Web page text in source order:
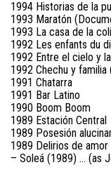
1994 Historias de la
1993 Maratón
1993 La casa de la
1992 Les enfants du
1992 Entre el cielo y
1992 Chechu y
1991 Chatarra
1991 Bar Latino
1990 Boom Boom
1989 Estación Central
1989 Posesión
1989 Delirios de
– Soleá (1989) … (as